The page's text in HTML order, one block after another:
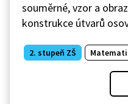
souměrné, vzor a
konstrukce útvarů
2. stupeň ZŠ